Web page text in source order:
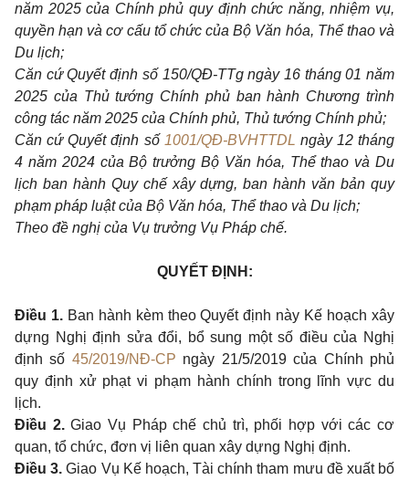
năm 2025 của Chính phủ quy định chức năng, nhiệm vụ,
quyền hạn và cơ cấu tổ chức của Bộ Văn hóa, Thể thao và
Du lịch;
Căn cứ Quyết định số 150/QĐ-TTg ngày 16 tháng 01 năm
2025 của Thủ tướng Chính phủ ban hành Chương trình
công tác năm 2025 của Chính phủ, Thủ tướng Chính phủ;
Căn cứ Quyết định số 1001/QĐ-BVHTTDL ngày 12 tháng
4 năm 2024 của Bộ trưởng Bộ Văn hóa, Thể thao và Du
lịch ban hành Quy chế xây dựng, ban hành văn bản quy
phạm pháp luật của Bộ Văn hóa, Thể thao và Du lịch;
Theo đề nghị của Vụ trưởng Vụ Pháp chế.
QUYẾT ĐỊNH:
Điều 1. Ban hành kèm theo Quyết định này Kế hoạch xây
dựng Nghị định sửa đổi, bổ sung một số điều của Nghị
định số 45/2019/NĐ-CP ngày 21/5/2019 của Chính phủ
quy định xử phạt vi phạm hành chính trong lĩnh vực du
lịch.
Điều 2.Giao Vụ Pháp chế chủ trì, phối hợp với các cơ
quan, tổ chức, đơn vị liên quan xây dựng Nghị định.
Điều 3.Giao Vụ Kế hoạch, Tài chính tham mưu đề xuất bố